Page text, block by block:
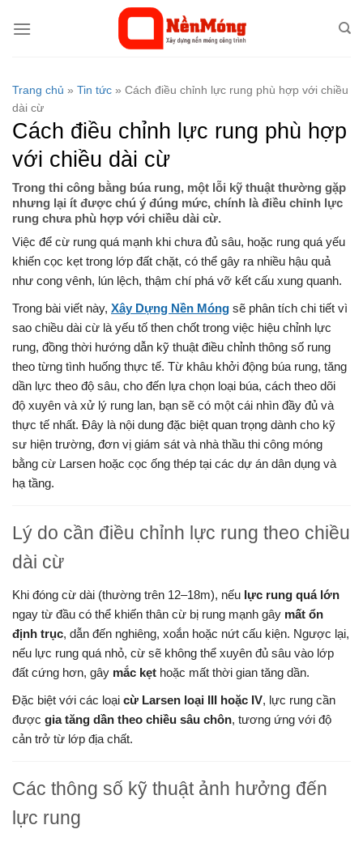
qua
Trang chủ » Tin tức » Cách điều chỉnh lực rung phù hợp với chiều
dài cừ
Cách điều chỉnh lực rung phù hợp
với chiều dài cừ
Trong thi công bằng búa rung, một lỗi kỹ thuật thường gặp
nhưng lại ít được chú ý đúng mức, chính là điều chỉnh lực
rung chưa phù hợp với chiều dài cừ.
Việc để cừ rung quá mạnh khi chưa đủ sâu, hoặc rung quá yếu
khiến cọc kẹt trong lớp đất chặt, có thể gây ra nhiều hậu quả
như cong vênh, lún lệch, thậm chí phá vỡ kết cấu xung quanh.
Trong bài viết này, Xây Dựng Nền Móng sẽ phân tích chi tiết vì
sao chiều dài cừ là yếu tố then chốt trong việc hiệu chỉnh lực
rung, đồng thời hướng dẫn kỹ thuật điều chỉnh thông số rung
theo từng tình huống thực tế. Từ khâu khởi động búa rung, tăng
dần lực theo độ sâu, cho đến lựa chọn loại búa, cách theo dõi
độ xuyên và xử lý rung lan, bạn sẽ có một cái nhìn đầy đủ và
thực tế nhất. Đây là nội dung đặc biệt quan trọng dành cho kỹ
sư hiện trường, đơn vị giám sát và nhà thầu thi công móng
bằng cừ Larsen hoặc cọc ống thép tại các dự án dân dụng và
hạ tầng.
Lý do cần điều chỉnh lực rung theo chiều
dài cừ
Khi đóng cừ dài (thường trên 12–18m), nếu lực rung quá lớn
ngay từ đầu có thể khiến thân cừ bị rung mạnh gây mất ổn
định trục, dẫn đến nghiêng, xoắn hoặc nứt cấu kiện. Ngược lại,
nếu lực rung quá nhỏ, cừ sẽ không thể xuyên đủ sâu vào lớp
đất cứng hơn, gây mắc kẹt hoặc mất thời gian tăng dần.
Đặc biệt với các loại cừ Larsen loại III hoặc IV, lực rung cần
được gia tăng dần theo chiều sâu chôn, tương ứng với độ
cản trở từ lớp địa chất.
Các thông số kỹ thuật ảnh hưởng đến
lực rung